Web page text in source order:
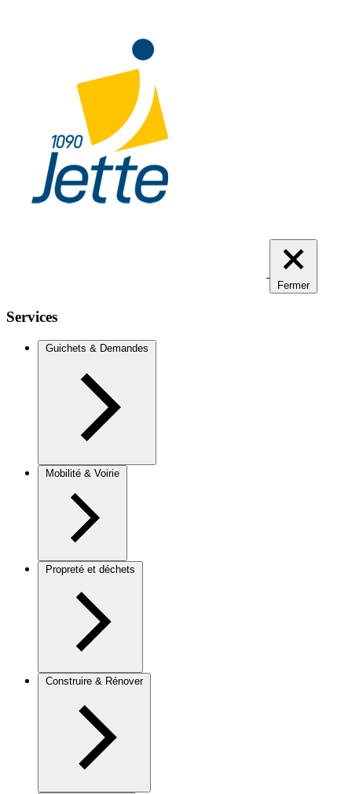
Fermer
Services
Guichets & Demandes
Mobilité & Voirie
Propreté et déchets
Construire & Rénover